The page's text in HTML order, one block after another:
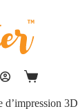
Panier
d’impression 3D